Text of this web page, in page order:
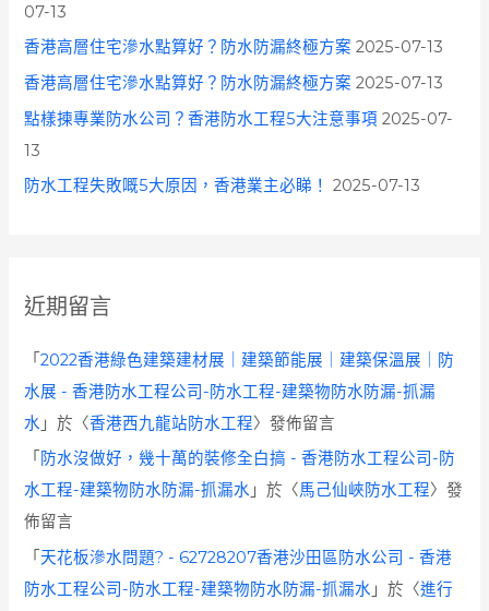
07-13
香港高層住宅滲水點算好？防水防漏終極方案 2025-07-13
香港高層住宅滲水點算好？防水防漏終極方案 2025-07-13
點樣揀專業防水公司？香港防水工程5大注意事項 2025-07-
13
防水工程失敗嘅5大原因，香港業主必睇！
2025-07-13
近期留言
「2022香港綠色建築建材展｜建築節能展｜建築保溫展｜防
水展 - 香港防水工程公司-防水工程-建築物防水防漏-抓漏
水 」於〈香港西九龍站防水工程〉發佈留言
「 防水沒做好，幾十萬的裝修全白搞 - 香港防水工程公司-防
水工程-建築物防水防漏-抓漏水 」於〈馬己仙峽防水工程〉發
佈留言
「 天花板滲水問題? - 62728207香港沙田區防水公司 - 香港
防水工程公司-防水工程-建築物防水防漏-抓漏水 」於〈進行